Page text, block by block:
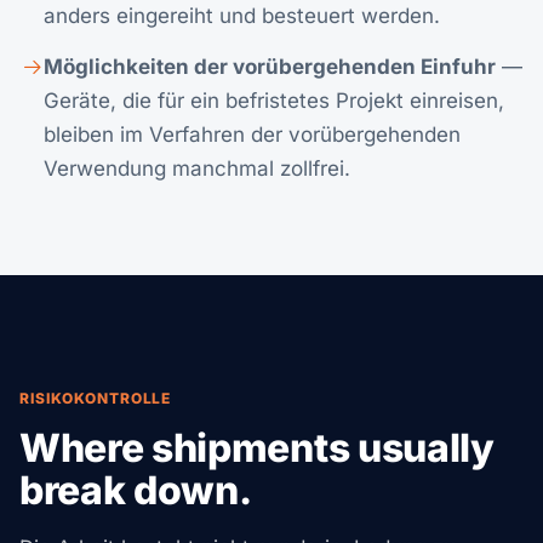
anders eingereiht und besteuert werden.
Möglichkeiten der vorübergehenden Einfuhr —
Geräte, die für ein befristetes Projekt einreisen,
bleiben im Verfahren der vorübergehenden
Verwendung manchmal zollfrei.
RISIKOKONTROLLE
Where shipments usually
break down.